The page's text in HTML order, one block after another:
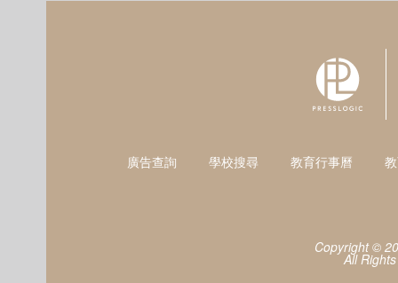
廣告查詢 學校搜尋 教育行事曆
Copyright ©
All